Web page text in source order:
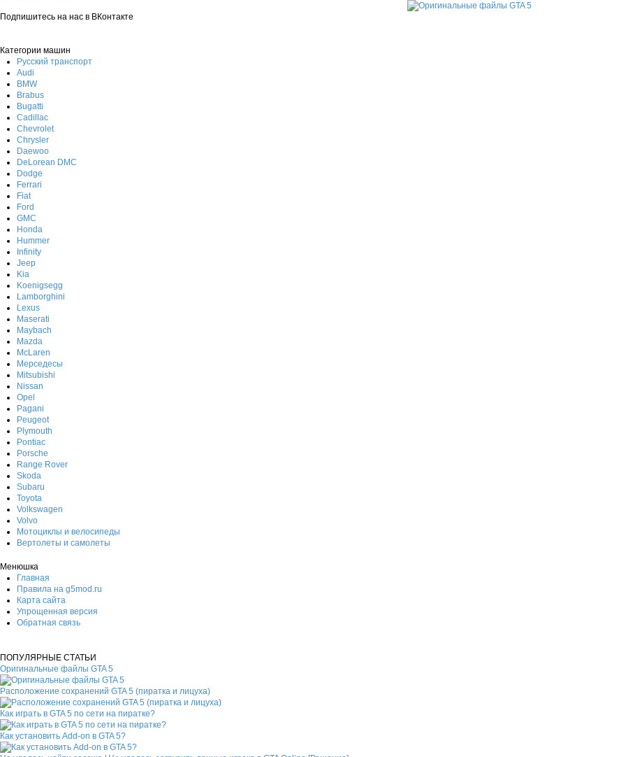
Подпишитесь на нас в ВКонтакте
Категории машин
Русский транспорт
Audi
BMW
Brabus
Bugatti
Cadillac
Chevrolet
Chrysler
Daewoo
DeLorean DMC
Dodge
Ferrari
Fiat
Ford
GMC
Honda
Hummer
Infinity
Jeep
Kia
Koenigsegg
Lamborghini
Lexus
Maserati
Maybach
Mazda
McLaren
Мерседесы
Mitsubishi
Nissan
Opel
Pagani
Peugeot
Plymouth
Pontiac
Porsche
Range Rover
Skoda
Subaru
Toyota
Volkswagen
Volvo
Мотоциклы и велосипеды
Вертолеты и самолеты
Менюшка
Главная
Правила на g5mod.ru
Карта сайта
Упрощенная версия
Обратная связь
ПОПУЛЯРНЫЕ СТАТЬИ
Оригинальные файлы GTA 5
Расположение сохранений GTA 5 (пиратка и лицуха)
Как играть в GTA 5 по сети на пиратке?
Как установить Add-on в GTA 5?